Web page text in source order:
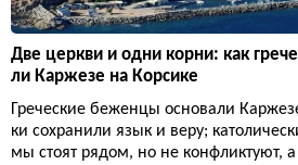
Две церкви и одни корни: как
ли Каржезе на Корсике
Греческие беженцы основали
ки сохранили язык и веру;
мы стоят рядом, но не конфликтуют,